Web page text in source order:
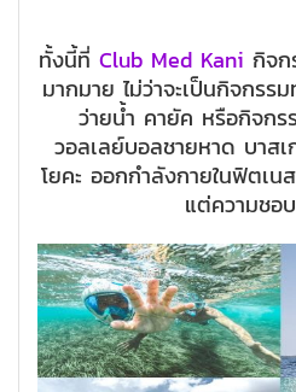
ทั้งนี้ที่ Club Med Kani กิจก
มากมาย ไม่ว่าจะเป็นกิจกรร
ว่ายน้ำ คายัค หรือกิจกร
วอลเลย์บอลชายหาด บาส
โยคะ ออกกำลังกายในฟิตเน
แต่ความชอ